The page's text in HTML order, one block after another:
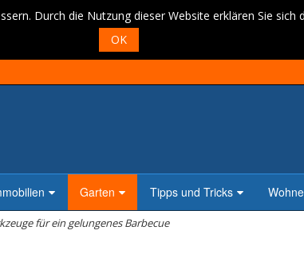
Durch die Nutzung dieser Website erklären Sie sich
OK
Garten Tipps und Tricks
für ein gelungenes Barbecue